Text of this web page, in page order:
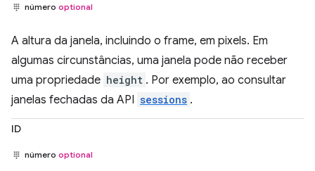
número optional
A altura da janela, incluindo o frame, em pixels. Em
algumas circunstâncias, uma janela pode não receber
uma propriedade height . Por exemplo, ao consultar
janelas fechadas da API sessions .
ID
número optional